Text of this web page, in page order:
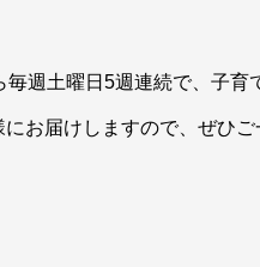
毎週土曜日5週連続で、子育
お届けしますので、ぜひご